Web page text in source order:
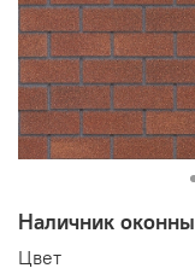
Наличник
Цвет